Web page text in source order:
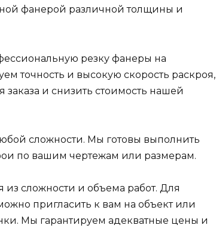
фанерой различной толщины и
резку фанеры на
точность и высокую скорость раскроя,
заказа и снизить стоимость нашей
сложности. Мы готовы выполнить
по вашим чертежам или размерам.
сложности и объема работ. Для
пригласить к вам на объект или
Мы гарантируем адекватные цены и